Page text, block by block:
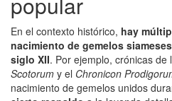
En el contexto histórico, hay
nacimiento de gemelos
siglo XII. Por ejemplo, crónicas de
Scotorum y el Chronicon
nacimiento de gemelos unidos